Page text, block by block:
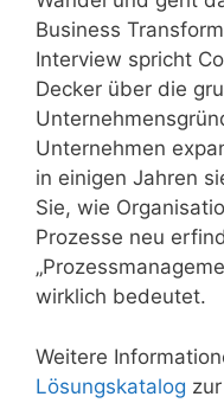
Business
Interview spricht
Decker über die
Unternehmen
in einigen Jahren
Sie, wie
Prozesse neu
wirklich bedeutet.
Weitere
Lösungskatalog